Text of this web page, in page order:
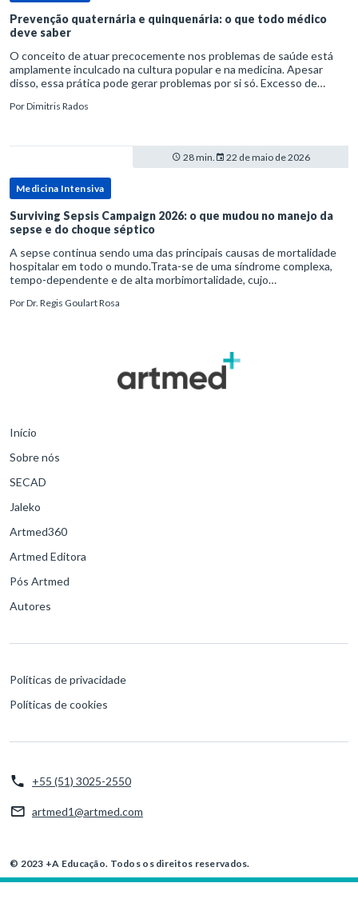
Prevenção quaternária e quinquenária: o que todo médico
deve saber
O conceito de atuar precocemente nos problemas de saúde está
amplamente inculcado na cultura popular e na medicina. Apesar
disso, essa prática pode gerar problemas por si só. Excesso de
PorDimitris Rados
28 min. 22 de maio de 2026
Medicina Intensiva
Surviving Sepsis Campaign 2026: o que mudou no manejo da
sepse e do choque séptico
A sepse continua sendo uma das principais causas de mortalidade
hospitalar em todo o mundo.Trata-se de uma síndrome complexa,
tempo-dependente e de alta morbimortalidade, cujo
para o desfe
PorDr. Regis Goulart Rosa
Início
Sobre nós
SECAD
Jaleko
Artmed360
Artmed Editora
Pós Artmed
Autores
Políticas de privacidade
Políticas de cookies
+55 (51) 3025-2550
artmed1@artmed.com
© 2023 +A Educação. Todos os direitos reservados.